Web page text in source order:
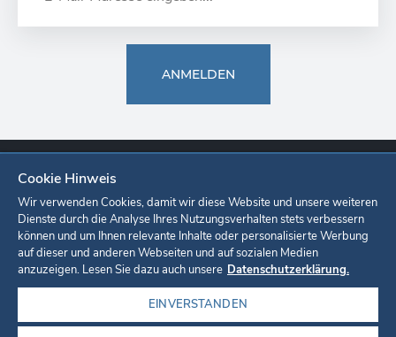
ANMELDEN
Europa-Park Ticketshop Onlineshop Karriere Unternehmen
Datenschutzerklärung Cookie-Einstellungen Impressum
Cookie Hinweis
Wir verwenden Cookies, damit wir diese Website und unsere weiteren
Dienste durch die Analyse Ihres Nutzungsverhalten stets verbessern
können und um Ihnen relevante Inhalte oder personalisierte Werbung
auf dieser und anderen Webseiten und auf sozialen Medien
anzuzeigen. Lesen Sie dazu auch unsere Datenschutzerklärung.
EINVERSTANDEN